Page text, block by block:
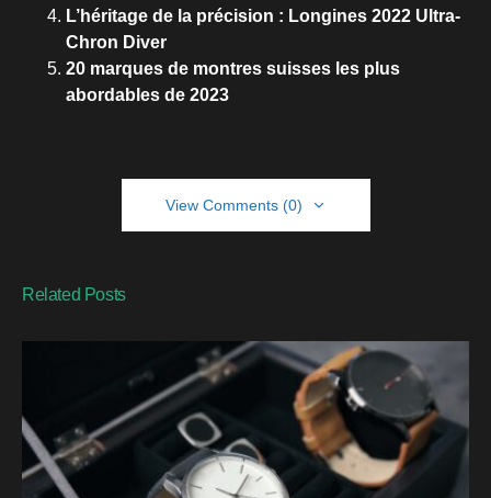
L’héritage de la précision : Longines 2022 Ultra-
Chron Diver
20 marques de montres suisses les plus
abordables de 2023
View Comments (0)
Related Posts